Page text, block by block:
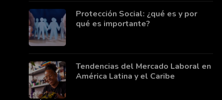
Protección Social: ¿qué es y por
qué es importante?
Tendencias del Mercado Laboral en
América Latina y el Caribe